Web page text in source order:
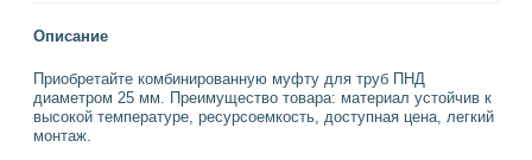
Описание
Приобретайте комбинированную муфту для труб ПНД
диаметром 25 мм. Преимущество товара: материал устойчив к
высокой температуре, ресурсоемкость, доступная цена, легкий
монтаж.